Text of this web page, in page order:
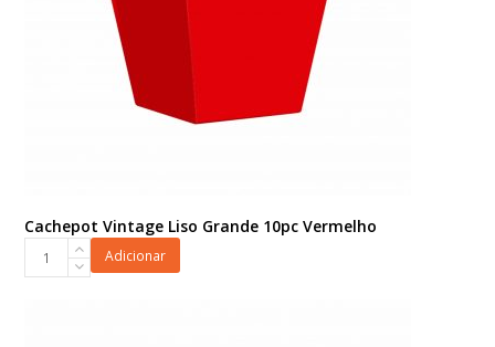
Cachepot Vintage Liso Grande 10pc Vermelho
Cachepot
Adicionar